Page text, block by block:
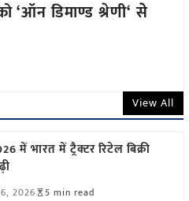
‘ऑन डिमाण्ड श्रेणी‘ सेे
View All
में भारत में ट्रैक्टर रिटेल बिक्री
2026 5 min read